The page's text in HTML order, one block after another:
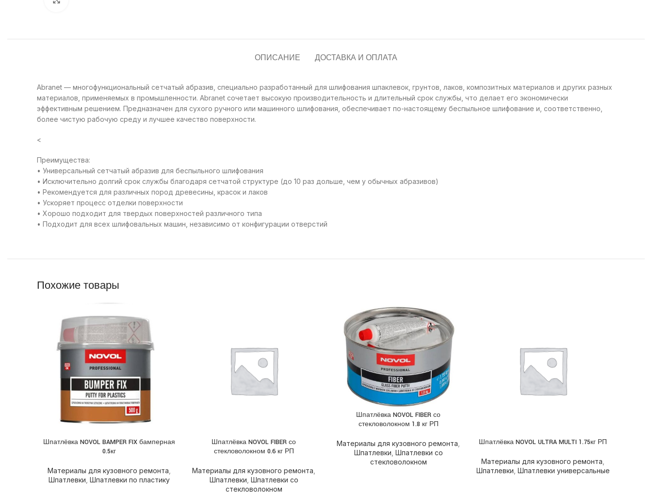
ОПИСАНИЕ ДОСТАВКА И ОПЛАТА
Abranet — многофункциональный сетчатый абразив, специально разработанный для шлифования шпаклевок, грунтов, лаков, композитных материалов и других разных
материалов, применяемых в промышленности. Abranet сочетает высокую производительность и длительный срок службы, что делает его экономически
эффективным решением. Предназначен для сухого ручного или машинного шлифования, обеспечивает по-настоящему беспыльное шлифование и, соответственно,
более чистую рабочую среду и лучшее качество поверхности.
<
Преимущества:
• Универсальный сетчатый абразив для беспыльного шлифования
• Исключительно долгий срок службы благодаря сетчатой структуре (до 10 раз дольше, чем у обычных абразивов)
• Рекомендуется для различных пород древесины, красок и лаков
• Ускоряет процесс отделки поверхности
• Хорошо подходит для твердых поверхностей различного типа
• Подходит для всех шлифовальных машин, независимо от конфигурации отверстий
Похожие товары
ПОДРОБНЕЕ
Шпатлёвка NOVOL BAMPER FIX бамперная
0.5кг
Материалы для кузовного ремонта
Шпатлевки Шпатлевки по пластику
ПОДРОБНЕЕШпатлёвка NOVOL FIBER со
стекловолокном 0.6 кг РП
Материалы для кузовного ремонта
Шпатлевки Шпатлевки со
стекловолокном
ПОДРОБНЕЕШпатлёвка NOVOL FIBER со
стекловолокном 1.8 кг РП
Материалы для кузовного ремонта
Шпатлевки Шпатлевки со
стекловолокном
ПОДРОБНЕЕ
Шпатлёвка NOVOL ULTRA MULTI 1.75кг РП
Материалы для кузовного ремонта
Шпатлевки Шпатлевки универсальные